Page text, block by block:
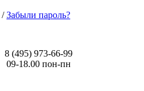
/Забыли пароль?
8 (495) 973-66-99
09-18.00 пон-пн